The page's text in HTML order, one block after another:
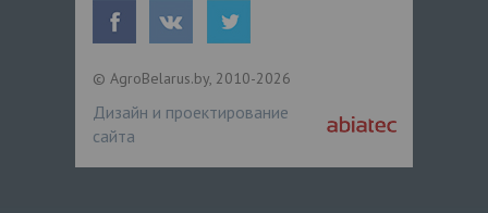
© AgroBelarus.by, 2010-2026
Дизайн и проектирование
сайта